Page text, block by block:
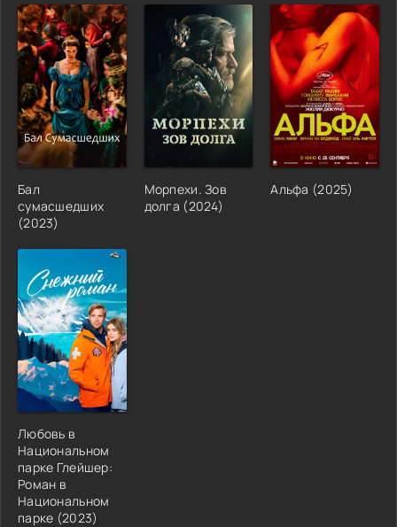
Бал
сумасшедших
(2023)
Морпехи. Зов
долга (2024)
Альфа (2025)
Любовь в
Национальном
парке Глейшер:
Роман в
Национальном
парке (2023)